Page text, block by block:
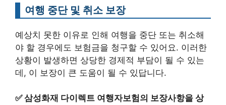
여행 중단 및 취소 보장
예상치 못한 이유로 인해 여행을 중단 또는 취소해
야 할 경우에도 보험금을 청구할 수 있어요. 이러한
상황이 발생하면 상당한 경제적 부담이 될 수 있는
데, 이 보장이 큰 도움이 될 수 있답니다.
✅삼성화재 다이렉트 여행자보험의 보장사항을 상